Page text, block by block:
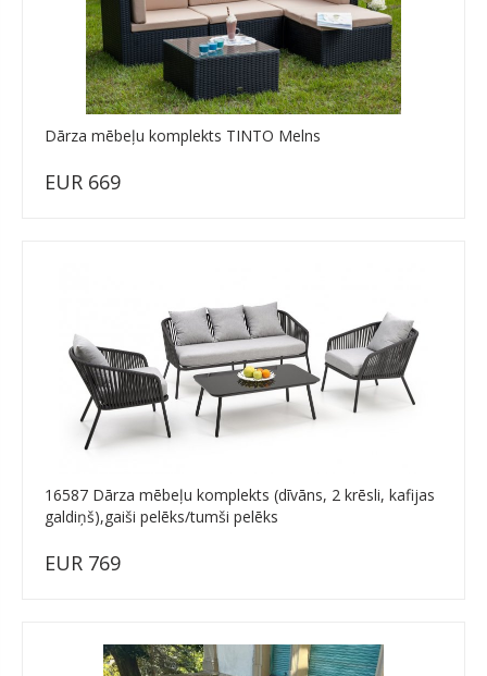
Dārza mēbeļu komplekts TINTO Melns
EUR 669
16587 Dārza mēbeļu komplekts (dīvāns, 2 krēsli, kafijas
galdiņš),gaiši pelēks/tumši pelēks
EUR 769